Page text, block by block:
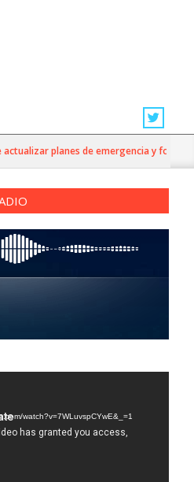
planes de emergencia y fortalecer la
watch?v=7WLuvspCYwE&_=1